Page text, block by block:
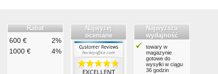
Rabat
600 €
2%
1000 €
4%
Najwyżej
oceniane
Najwyższa
wydajność
towary w
magazynie
gotowe do
wysyłki w ciągu
36 godzin